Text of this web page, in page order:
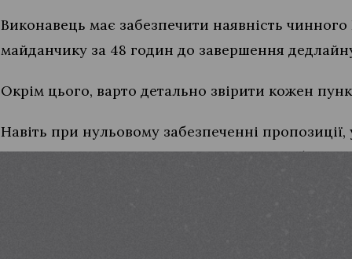
Виконавець має забезпечити наявність
майданчику за 48 годин до завершення
Окрім цього, варто детально звірити кожен
Навіть при нульовому забезпеченні
спроможність та відсутність податкових боргів.